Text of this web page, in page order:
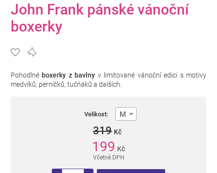
John Frank pánské vánoční
boxerky
Pohodlné boxerky z bavlny v limitované vánoční edici s motivy
medvíků, perníčků, tučńáků a dalších.
Velikost: M
319 Kč
199 Kč
Včetně DPH